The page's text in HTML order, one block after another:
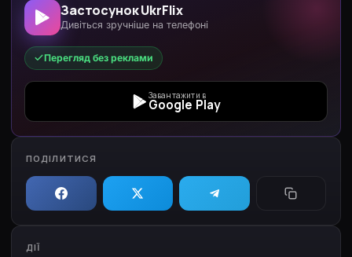
Застосунок UkrFlix
Дивіться зручніше на телефоні
Перегляд без реклами
Завантажити в
Google Play
ПОДІЛИТИСЯ
ДІЇ